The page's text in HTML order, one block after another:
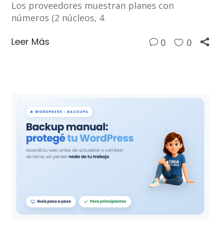
Los proveedores muestran planes con
números (2 núcleos, 4
Leer Más 0 0